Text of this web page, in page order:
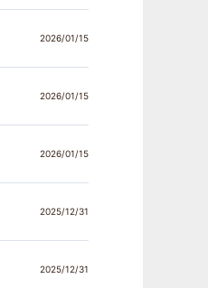
2026/01/15
2026/01/15
2026/01/15
2025/12/31
2025/12/31